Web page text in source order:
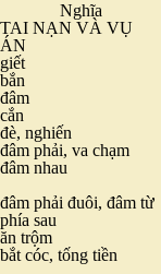
Nghĩa
TAI NẠN VÀ VỤ
ÁN
giết
bắn
đâm
cắn
đè, nghiến
đâm phải, va chạm
đâm nhau
đâm phải đuôi, đâm từ
phía sau
ăn trộm
bắt cóc, tống tiền